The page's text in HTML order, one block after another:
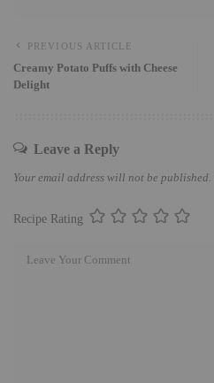
PREVIOUS ARTICLE
Creamy Potato Puffs with Cheese
Delight
Leave a Reply
Your email address will not be published.
Recipe Rating